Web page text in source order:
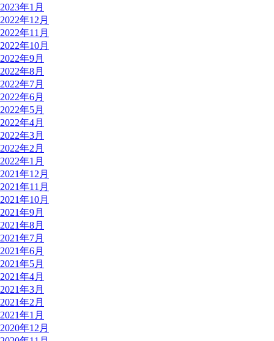
2023年1月
2022年12月
2022年11月
2022年10月
2022年9月
2022年8月
2022年7月
2022年6月
2022年5月
2022年4月
2022年3月
2022年2月
2022年1月
2021年12月
2021年11月
2021年10月
2021年9月
2021年8月
2021年7月
2021年6月
2021年5月
2021年4月
2021年3月
2021年2月
2021年1月
2020年12月